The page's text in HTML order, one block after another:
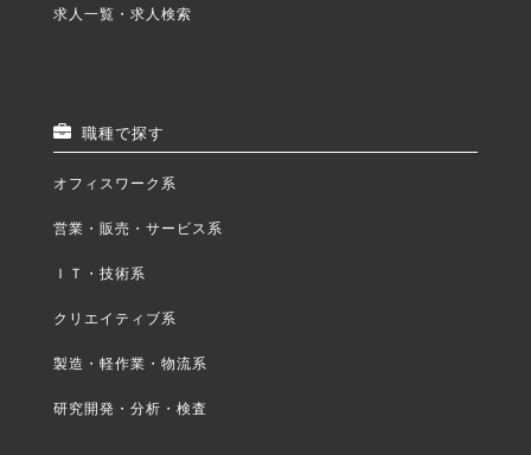
求人一覧・求人検索
職種で探す
オフィスワーク系
営業・販売・サービス系
ＩＴ・技術系
クリエイティブ系
製造・軽作業・物流系
研究開発・分析・検査